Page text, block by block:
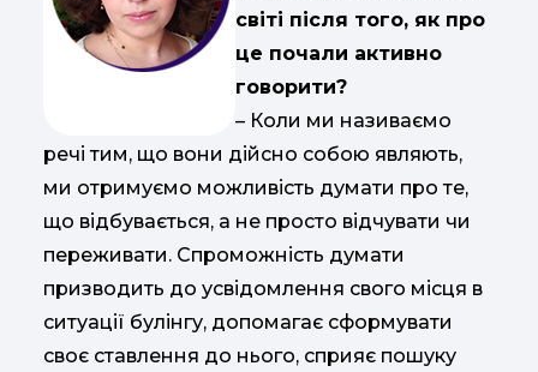
світі після того, як про
це почали активно
говорити?
– Коли ми називаємо
речі тим, що вони дійсно собою являють,
ми отримуємо можливість думати про те,
що відбувається, а не просто відчувати чи
переживати. Спроможність думати
призводить до усвідомлення свого місця в
ситуації булінгу, допомагає сформувати
своє ставлення до нього, сприяє пошуку